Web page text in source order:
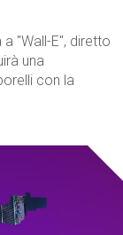
"Wall-E", diretto
una
con la